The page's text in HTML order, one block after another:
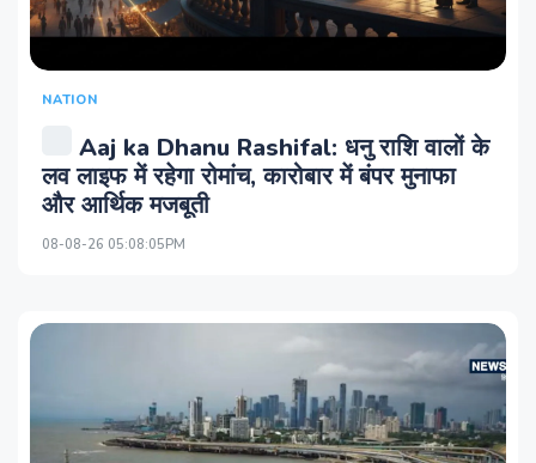
NATION
Aaj ka Dhanu Rashifal: धनु राशि वालों के
लव लाइफ में रहेगा रोमांच, कारोबार में बंपर मुनाफा
और आर्थिक मजबूती
08-08-26 05:08:05PM